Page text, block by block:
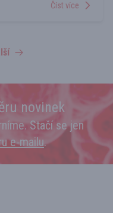
Číst více
novinek
Stačí se jen
e‑mailu.